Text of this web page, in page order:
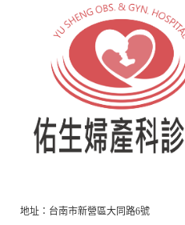
地址： 台南市新營區大同路6號